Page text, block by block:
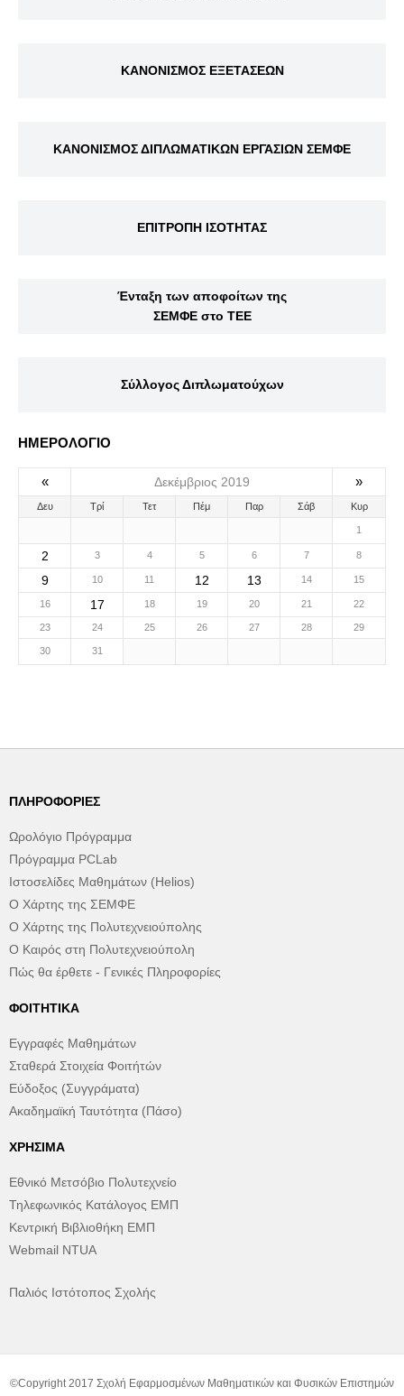
ΚΑΝΟΝΙΣΜΟΣ ΕΞΕΤΑΣΕΩΝ
ΚΑΝΟΝΙΣΜΟΣ ΔΙΠΛΩΜΑΤΙΚΩΝ ΕΡΓΑΣΙΩΝ ΣΕΜΦΕ
ΕΠΙΤΡΟΠΗ ΙΣΟΤΗΤΑΣ
Ένταξη των αποφοίτων της
ΣΕΜΦΕ στο ΤΕΕ
Σύλλογος Διπλωματούχων
ΗΜΕΡΟΛΟΓΙΟ
« Δεκέμβριος 2019 »
Δευ Τρί Τετ Πέμ Παρ Σάβ Κυρ
1
2 3 4 5 6 7 8
9 10 11 12 13 14 15
16 17 18 19 20 21 22
23 24 25 26 27 28 29
30 31
ΠΛΗΡΟΦΟΡΊΕΣ
Ωρολόγιο Πρόγραμμα
Πρόγραμμα PCLab
Ιστοσελίδες Μαθημάτων (Helios)
Ο Χάρτης της ΣΕΜΦΕ
Ο Χάρτης της Πολυτεχνειούπολης
Ο Καιρός στη Πολυτεχνειούπολη
Πώς θα έρθετε - Γενικές Πληροφορίες
ΦΟΙΤΗΤΙΚΆ
Εγγραφές Μαθημάτων
Σταθερά Στοιχεία Φοιτήτών
Εύδοξος (Συγγράματα)
Ακαδημαϊκή Ταυτότητα (Πάσο)
ΧΡΉΣΙΜΑ
Εθνικό Μετσόβιο Πολυτεχνείο
Τηλεφωνικός Κατάλογος ΕΜΠ
Κεντρική Βιβλιοθήκη ΕΜΠ
Webmail NTUA
Παλιός Ιστότοπος Σχολής
©Copyright 2017 Σχολή Εφαρμοσμένων Μαθηματικών και Φυσικών Επιστημών